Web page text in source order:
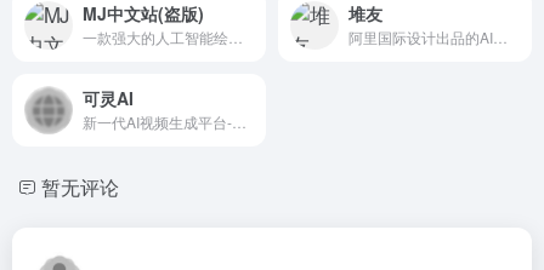
MJ中文站(盗版) 堆友
可灵AI
暂无评论